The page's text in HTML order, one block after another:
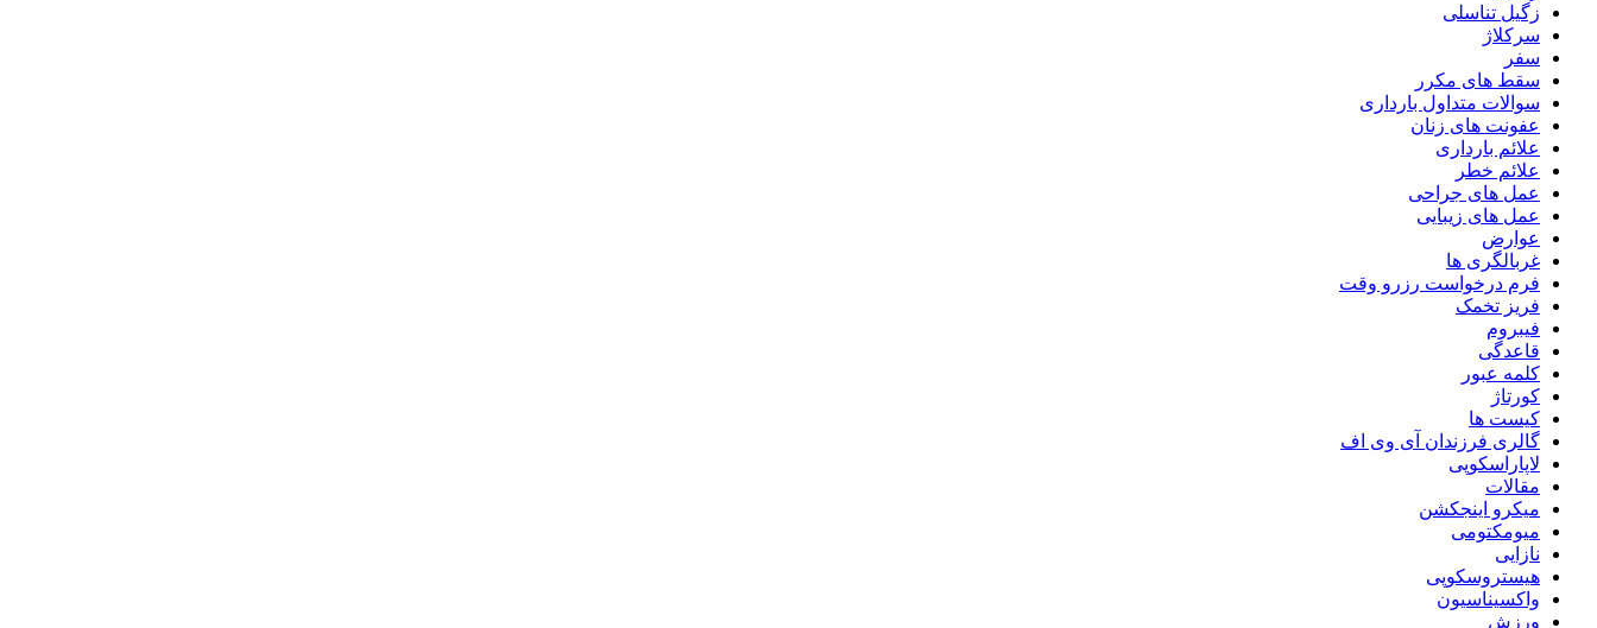
زگیل تناسلی
سرکلاژ
سفر
سقط های مکرر
سوالات متداول بارداری
عفونت های زنان
علائم بارداری
علائم خطر
عمل های جراحی
عمل های زیبایی
عوارض
غربالگری ها
فرم درخواست رزرو وقت
فریز تخمک
فیبروم
قاعدگی
کلمه عبور
کورتاژ
کیست ها
گالری فرزندان آی وی اف
لاپاراسکوپی
مقالات
میکرو اینجکشن
میومکتومی
نازایی
هیستروسکوپی
واکسیناسیون
ورزش